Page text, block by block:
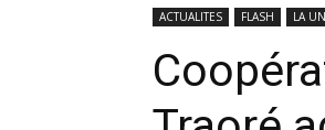
ACTUALITES FLASH LA